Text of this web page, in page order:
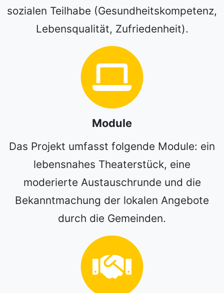
sozialen Teilhabe (Gesundheitskompetenz,
Lebensqualität, Zufriedenheit).
Module
Das Projekt umfasst folgende Module: ein
lebensnahes Theaterstück, eine
moderierte Austauschrunde und die
Bekanntmachung der lokalen Angebote
durch die Gemeinden.